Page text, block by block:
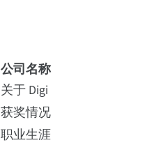
公司名称
关于 Digi
获奖情况
职业生涯